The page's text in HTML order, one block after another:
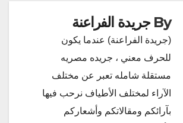
By جريدة الفراعنة
(جريدة الفراعنة) عندما يكون
للحرف معني ، جريده مصريه
مستقلة شامله تعبر عن مختلف
الآراء لمختلف الأطياف نرحب فيها
بآرائكم ومقالاتكم وأشعاركم